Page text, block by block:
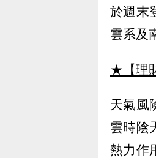
於週末
雲系及
★【理
天氣風
雲時陰
熱力作